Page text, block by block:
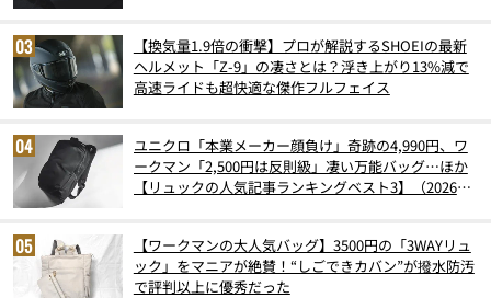
【換気量1.9倍の衝撃】プロが解説するSHOEIの最新
ヘルメット「Z-9」の凄さとは？浮き上がり13%減で
高速ライドも超快適な傑作フルフェイス
ユニクロ「本業メーカー顔負け」奇跡の4,990円、ワ
ークマン「2,500円は反則級」凄い万能バッグ…ほか
【リュックの人気記事ランキングベスト3】（2026年
【ワークマンの大人気バッグ】3500円の「3WAYリュ
ック」をマニアが絶賛！“しごできカバン”が撥水防汚
で評判以上に優秀だった